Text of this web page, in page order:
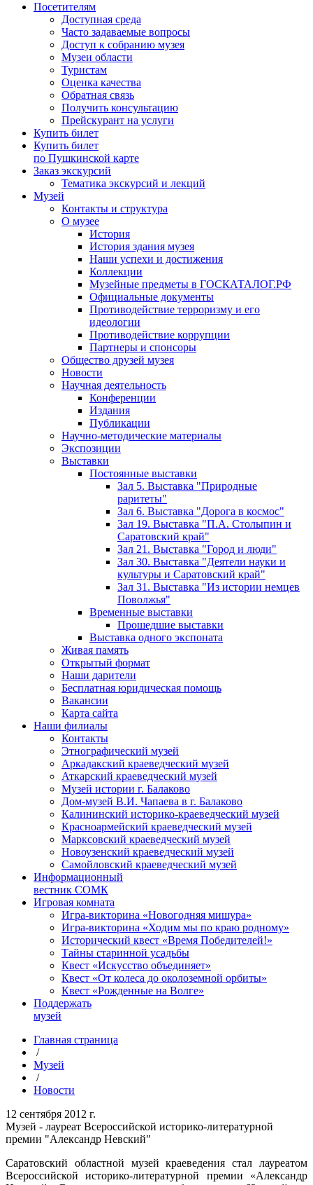
Посетителям
Доступная среда
Часто задаваемые вопросы
Доступ к собранию музея
Музеи области
Туристам
Оценка качества
Обратная связь
Получить консультацию
Прейскурант на услуги
Купить билет
Купить билет
по Пушкинской карте
Заказ экскурсий
Тематика экскурсий и лекций
Музей
Контакты и структура
О музее
История
История здания музея
Наши успехи и достижения
Коллекции
Музейные предметы в ГОСКАТАЛОГ.РФ
Официальные документы
Противодействие терроризму и его
идеологии
Противодействие коррупции
Партнеры и спонсоры
Общество друзей музея
Новости
Научная деятельность
Конференции
Издания
Публикации
Научно-методические материалы
Экспозиции
Выставки
Постоянные выставки
Зал 5. Выставка "Природные
раритеты"
Зал 6. Выставка "Дорога в космос"
Зал 19. Выставка "П.А. Столыпин и
Саратовский край"
Зал 21. Выставка "Город и люди"
Зал 30. Выставка "Деятели науки и
культуры и Саратовский край"
Зал 31. Выставка "Из истории немцев
Поволжья"
Временные выставки
Прошедшие выставки
Выставка одного экспоната
Живая память
Открытый формат
Наши дарители
Бесплатная юридическая помощь
Вакансии
Карта сайта
Наши филиалы
Контакты
Этнографический музей
Аркадакский краеведческий музей
Аткарский краеведческий музей
Музей истории г. Балаково
Дом-музей В.И. Чапаева в г. Балаково
Калининский историко-краеведческий музей
Красноармейский краеведческий музей
Марксовский краеведческий музей
Новоузенский краеведческий музей
Самойловский краеведческий музей
Информационный
вестник СОМК
Игровая комната
Игра-викторина «Новогодняя мишура»
Игра-викторина «Ходим мы по краю родному»
Исторический квест «Время Победителей!»
Тайны старинной усадьбы
Квест «Искусство объединяет»
Квест «От колеса до околоземной орбиты»
Квест «Рожденные на Волге»
Поддержать
музей
Главная страница
/
Музей
/
Новости
12 сентября 2012 г.
Музей - лауреат Всероссийской историко-литературной
премии "Александр Невский"
Саратовский областной музей краеведения стал лауреатом
Всероссийской историко-литературной премии «Александр